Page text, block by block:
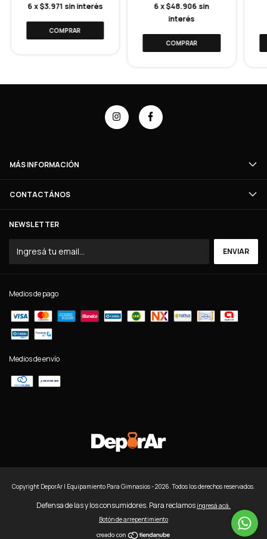
6x$3.971 sin interés 6x$48.906 sin
interés
MÁS INFORMACIÓN
CONTACTÁNOS
NEWSLETTER
Medios de pago
Medios de envío
Copyright DeporAr | Equipamiento Para Gimnasios - 2026. Todos los derechos reservados.
Defensa de las y los consumidores. Para reclamos ingresá acá.
Botón de arrepentimiento